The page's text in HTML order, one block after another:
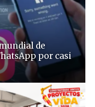
de
por casi